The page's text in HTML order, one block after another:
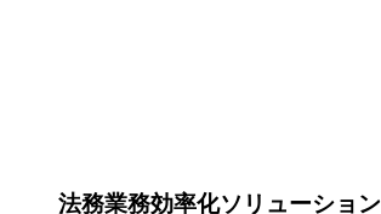
法務業務効率化ソリューション